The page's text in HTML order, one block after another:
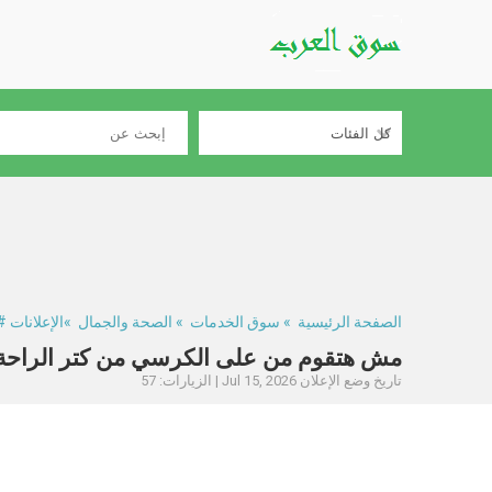
الصفحة الرئيسية » سوق الخدمات » الصحة والجمال »الإعلانات
مش هتقوم من على الكرسي من كتر
تاريخ وضع الإعلان Jul 15, 2026 | الزيارات: 57